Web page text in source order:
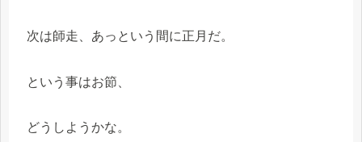
次は師走、あっという間に正月だ。
という事はお節、
どうしようかな。